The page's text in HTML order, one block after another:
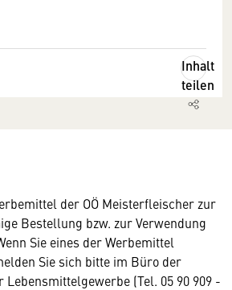
Inhalt
teilen
der OÖ Meisterfleischer zur
Bestellung bzw. zur Verwendung
Sie eines der Werbemittel
Sie sich bitte im Büro der
Lebensmittelgewerbe (Tel. 05 90 909 -